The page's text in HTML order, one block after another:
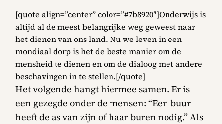
[quote align=”center” color=”#7b8920″]Onderwijs is
altijd al de meest belangrijke weg geweest naar
het dienen van ons land. Nu we leven in een
mondiaal dorp is het de beste manier om de
mensheid te dienen en om de dialoog met andere
beschavingen in te stellen.[/quote]
Het volgende hangt hiermee samen. Er is
een gezegde onder de mensen: “Een buur
heeft de as van zijn of haar buren nodig.” Als